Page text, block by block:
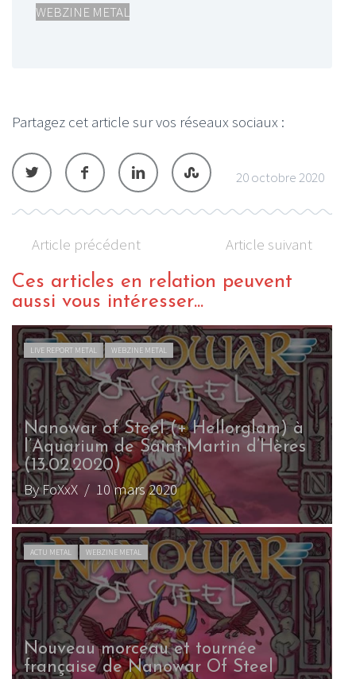
WEBZINE METAL
Partagez cet article sur vos réseaux sociaux :
20 octobre 2020
Article précédent Article suivant
Ces articles en relation peuvent
aussi vous intéresser...
LIVE REPORT METAL WEBZINE METAL
Nanowar of Steel (+ Hellorglam) à
l’Aquarium de Saint-Martin d’Hères
(13.02.2020)
By FoXxX / 10 mars 2020
ACTU METAL WEBZINE METAL
Nouveau morceau et tournée
française de Nanowar Of Steel